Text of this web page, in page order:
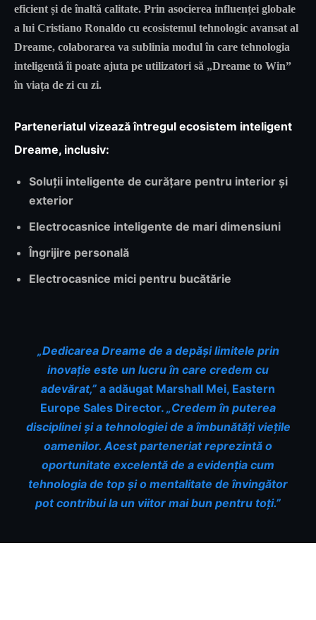
eficient și de înaltă calitate. Prin asocierea influenței globale
a lui Cristiano Ronaldo cu ecosistemul tehnologic avansat al
Dreame, colaborarea va sublinia modul în care tehnologia
inteligentă îi poate ajuta pe utilizatori să „Dreame to Win”
în viața de zi cu zi.
Parteneriatul vizează întregul ecosistem inteligent
Dreame, inclusiv:
Soluții inteligente de curățare pentru interior și
exterior
Electrocasnice inteligente de mari dimensiuni
Îngrijire personală
Electrocasnice mici pentru bucătărie
„Dedicarea Dreame de a depăși limitele prin
inovație este un lucru în care credem cu
adevărat,” a adăugat Marshall Mei, Eastern
Europe Sales Director. „Credem în puterea
disciplinei și a tehnologiei de a îmbunătăți viețile
oamenilor. Acest parteneriat reprezintă o
oportunitate excelentă de a evidenția cum
tehnologia de top și o mentalitate de învingător
pot contribui la un viitor mai bun pentru toți.”